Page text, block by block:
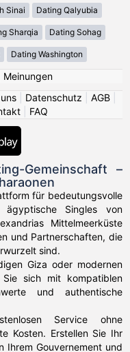
Sinai Dating Qalyubia
Sharqia Dating Sohag
Dating Washington
Meinungen
Datenschutz AGB
FAQ
Gemeinschaft –
für bedeutungsvolle
ägyptische Singles von
Mittelmeerküste
und Partnerschaften, die
sind.
Giza oder modernen
sich mit kompatiblen
und authentische
Service ohne
Kosten. Erstellen Sie Ihr
Ihrem Gouvernement und